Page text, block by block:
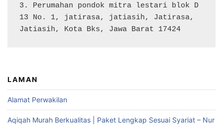
3. Perumahan pondok mitra lestari blok D
13 No. 1, jatirasa, jatiasih, Jatirasa,
Jatiasih, Kota Bks, Jawa Barat 17424
LAMAN
Alamat Perwakilan
Aqiqah Murah Berkualitas | Paket Lengkap Sesuai Syariat – Nur